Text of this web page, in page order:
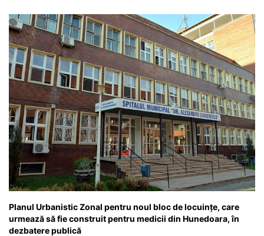
Planul Urbanistic Zonal pentru noul bloc de locuințe, care
urmează să fie construit pentru medicii din Hunedoara, în
dezbatere publică